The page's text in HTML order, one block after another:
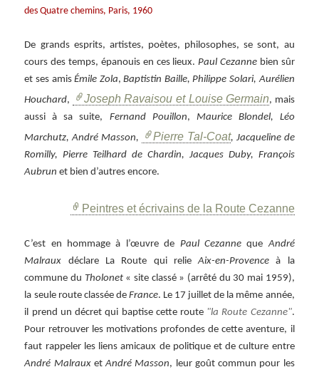
des Quatre chemins, Paris, 1960
De grands esprits, artistes, poètes, philosophes, se sont, au
cours des temps, épanouis en ces lieux.Paul Cezannebien sûr
et ses amisÉmile Zola,Baptistin Baille, Philippe Solari,Aurélien
Houchard, Joseph Ravaisou et Louise Germain, mais
aussi à sa suite, Fernand Pouillon, Maurice Blondel, Léo
Marchutz, André Masson,
Pierre Tal-Coat, Jacqueline de
Romilly, Pierre Teilhard de Chardin, Jacques Duby, François
Aubrun et bien d’autres encore.
Peintres et écrivains de la Route Cezanne
C’est en hommage à l’œuvre de Paul CezannequeAndré
Malraux déclare La Route qui relieAix-en-Provence à la
commune du Tholonet« site classé » (arrêté du 30 mai 1959),
la seule route classée de France. Le 17 juillet de la même année,
il prend un décret qui baptise cette route
la Route Cezanne .
Pour retrouver les motivations profondes de cette aventure, il
faut rappeler les liens amicaux de politique et de culture entre
André MalrauxetAndré Masson, leur goût commun pour les